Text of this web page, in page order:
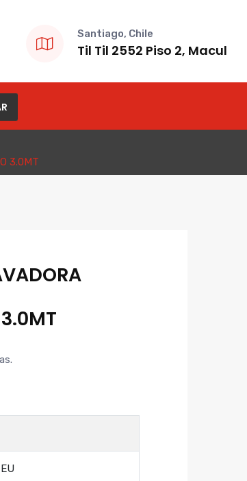
Santiago, Chile
Til Til 2552 Piso 2, Macul
3.0MT